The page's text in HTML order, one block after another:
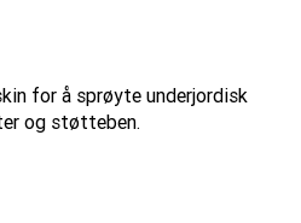
for å sprøyte underjordisk
og støtteben.